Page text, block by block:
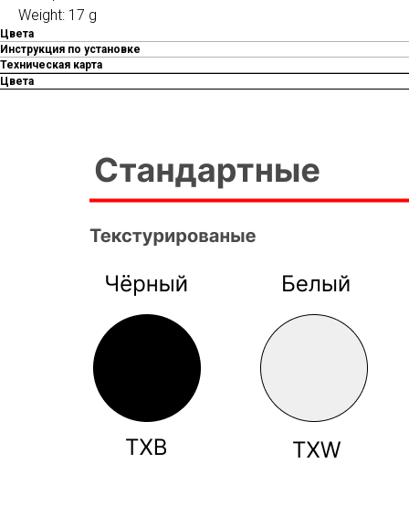
Weight: 17 g
Цвета
Инструкция по установке
Техническая карта
Цвета